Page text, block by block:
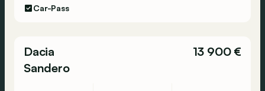
Car-Pass
Dacia
Sandero
13 900 €